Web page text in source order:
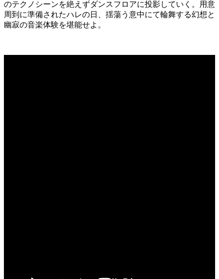
のテクノシーンを絶えずダンスフロアに投影していく。用意
周到に準備されたハレの日、揺蕩う意中にて輪舞する幻想と
幽寂の音楽体験を堪能せよ。